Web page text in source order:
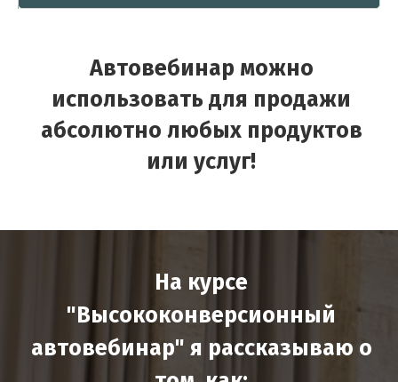
Автовебинар можно
использовать для продажи
абсолютно любых продуктов
или услуг!
На курсе
"Высококонверсионный
автовебинар" я рассказываю о